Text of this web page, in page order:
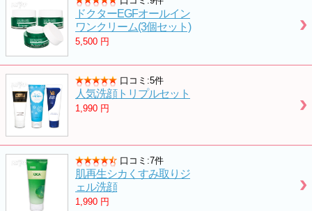
ドクターEGFオールイン
ワンクリーム(3個セット)
5,500 円
口コミ:5件
人気洗顔トリプルセット
1,990 円
口コミ:7件
肌再生シカくすみ取りジ
ェル洗顔
1,990 円